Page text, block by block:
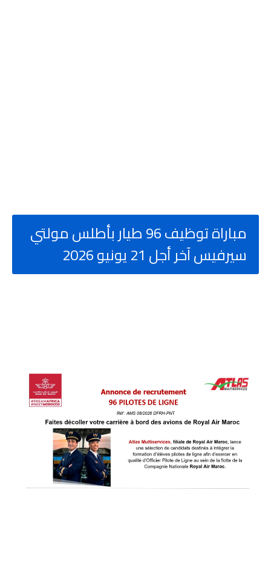
مباراة توظيف 96 طيار بأطلس مولتي
سيرفيس آخر أجل 21 يونيو 2026